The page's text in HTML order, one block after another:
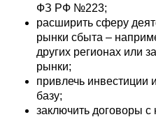
ФЗ РФ №223;
расширить сферу
рынки сбыта –
других регионах или
рынки;
привлечь инвестиции
базу;
заключить договоры